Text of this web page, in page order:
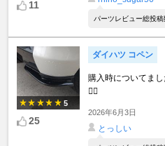
11
パーツレビュー総投
5
25
ダイハツ コペン
購入時についてま
😵‍💫
2026年6月3日
とっしい